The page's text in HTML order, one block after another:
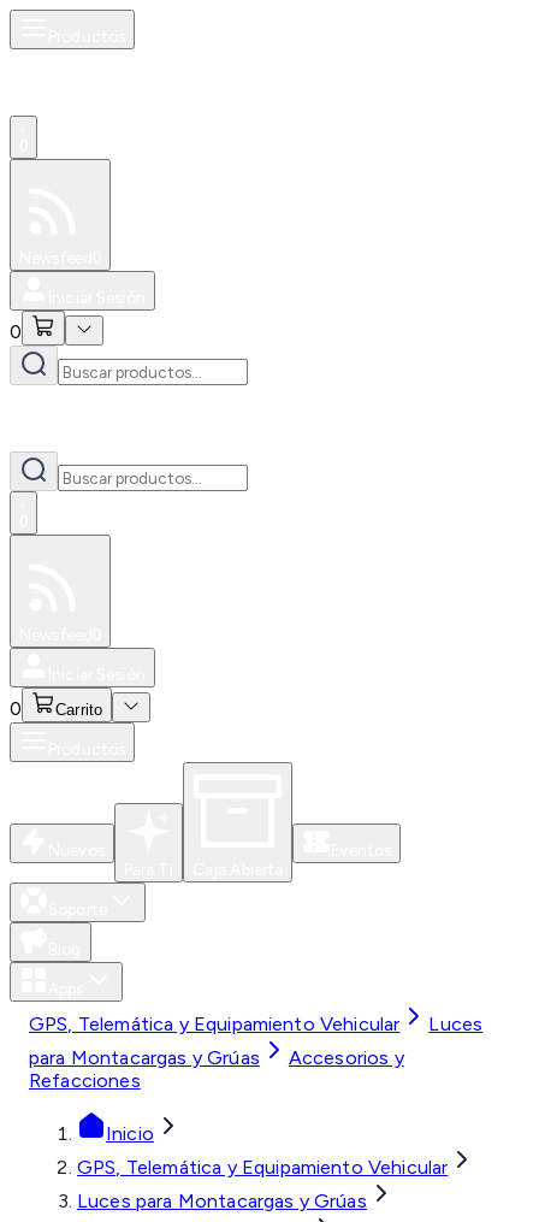
0
0 Carrito
GPS, Telemática y Equipamiento Vehicular
Luces
para Montacargas y Grúas
Accesorios y
Refacciones
Inicio
GPS, Telemática y Equipamiento Vehicular
Luces para Montacargas y Grúas